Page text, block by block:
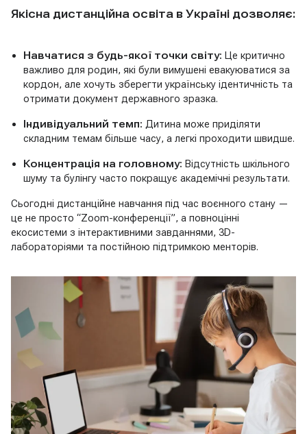
Якісна дистанційна освіта в Україні дозволяє:
Навчатися з будь-якої точки світу: Це критично
важливо для родин, які були вимушені евакуюватися за
кордон, але хочуть зберегти українську ідентичність та
отримати документ державного зразка.
Індивідуальний темп: Дитина може приділяти
складним темам більше часу, а легкі проходити швидше.
Концентрація на головному: Відсутність шкільного
шуму та булінгу часто покращує академічні результати.
Сьогодні дистанційне навчання під час воєнного стану —
це не просто “Zoom-конференції”, а повноцінні
екосистеми з інтерактивними завданнями, 3D-
лабораторіями та постійною підтримкою менторів.